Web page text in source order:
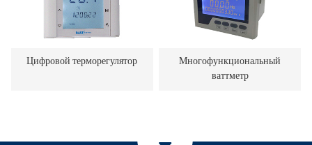
Цифровой терморегулятор
Многофункциональный
ваттметр